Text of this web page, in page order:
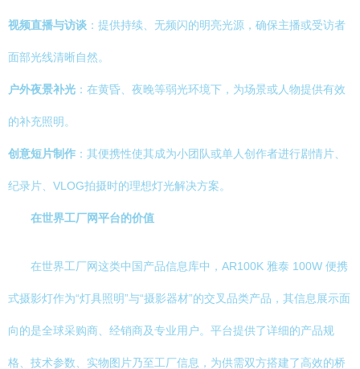
视频直播与访谈 ：提供持续、无频闪的明亮光源，确保主播或受访者
面部光线清晰自然。
户外夜景补光 ：在黄昏、夜晚等弱光环境下，为场景或人物提供有效
的补充照明。
创意短片制作 ：其便携性使其成为小团队或单人创作者进行剧情片、
纪录片、VLOG拍摄时的理想灯光解决方案。
在世界工厂网平台的价值
在世界工厂网这类中国产品信息库中，AR100K 雅泰 100W 便携
式摄影灯作为“灯具照明”与“摄影器材”的交叉品类产品，其信息展示面
向的是全球采购商、经销商及专业用户。平台提供了详细的产品规
格、技术参数、实物图片乃至工厂信息，为供需双方搭建了高效的桥